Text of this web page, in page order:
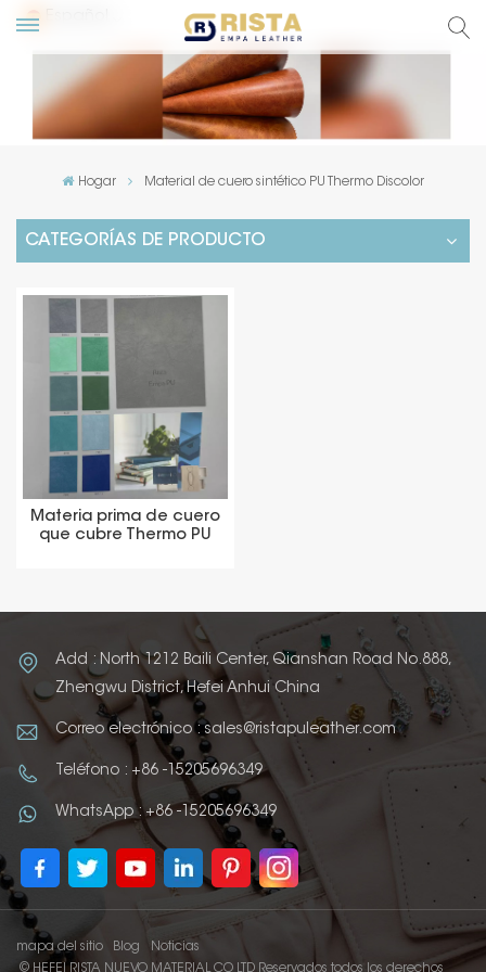
Hogar Material de cuero sintético PU Thermo Discolor
CATEGORÍAS DE PRODUCTO
Materia prima de cuero
que cubre Thermo PU
Add : North 1212 Baili Center, Qianshan Road No.888,
Zhengwu District, Hefei Anhui China
Correo electrónico : sales@ristapuleather.com
Teléfono : +86 -15205696349
WhatsApp : +86 -15205696349
mapa del sitio Blog
Noticias
© HEFEI RISTA NUEVO MATERIAL CO LTD Reservados todos los derechos